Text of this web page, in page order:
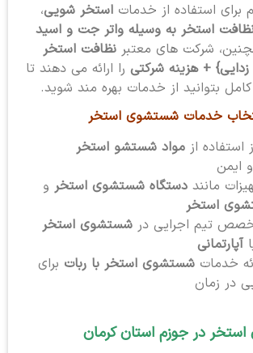
برای استفاده از خدمات استخر شویی،
استخر به وسیله واتر جت و اسید
شرکت های معتبر نظافت استخر
+ هزینه شرکتیرا ارائه می دهند تا
بتوانید از خدمات بهره مند شوید.
خدمات شستشوی استخر
استفاده از مواد شستشو استخر
ایمن
مانند دستگاه شستشوی استخرو
استخر
تیم اجرایی در شستشوی استخر
آپارتمانی
خدمات شستشوی استخر با رباتبرای
در زمان
در جوزم استان کرمان